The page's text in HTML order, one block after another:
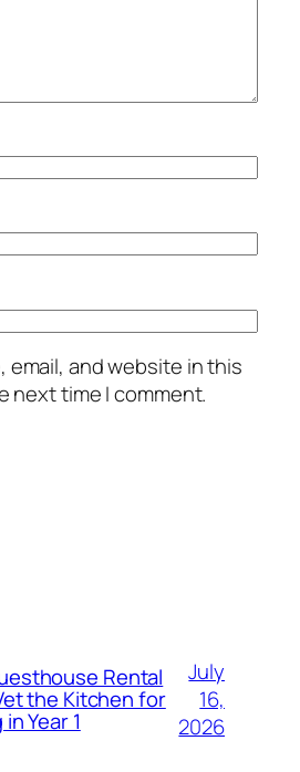
email, and website in this
next time I comment.
Rental
the Kitchen for
Year 1
July
16,
2026